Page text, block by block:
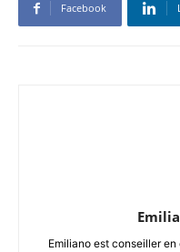
Facebook
Emiliano est conseiller